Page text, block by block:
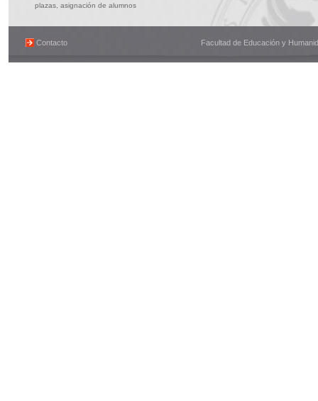
plazas, asignación de alumnos
Contacto Facultad de Educación y